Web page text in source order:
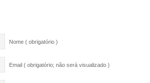
Nome ( obrigatório )
Email ( obrigatório; não será visualizado )